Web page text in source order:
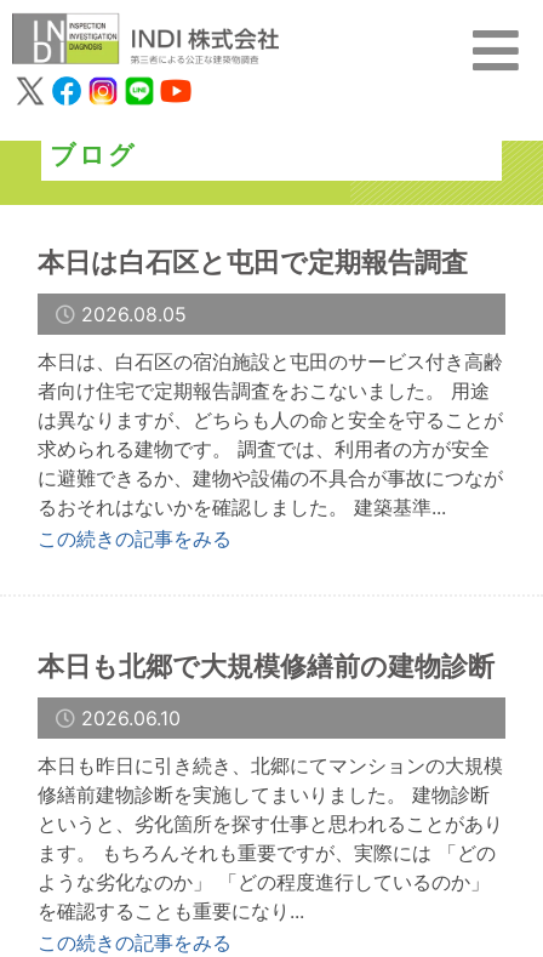
ブログ
本日は白石区と屯田で定期報告調査
2026.08.05
本日は、白石区の宿泊施設と屯田のサービス付き高齢
者向け住宅で定期報告調査をおこないました。 用途
は異なりますが、どちらも人の命と安全を守ることが
求められる建物です。 調査では、利用者の方が安全
に避難できるか、建物や設備の不具合が事故につなが
るおそれはないかを確認しました。 建築基準...
この続きの記事をみる
本日も北郷で大規模修繕前の建物診断
2026.06.10
本日も昨日に引き続き、北郷にてマンションの大規模
修繕前建物診断を実施してまいりました。 建物診断
というと、劣化箇所を探す仕事と思われることがあり
ます。 もちろんそれも重要ですが、実際には 「どの
ような劣化なのか」 「どの程度進行しているのか」
を確認することも重要になり...
この続きの記事をみる